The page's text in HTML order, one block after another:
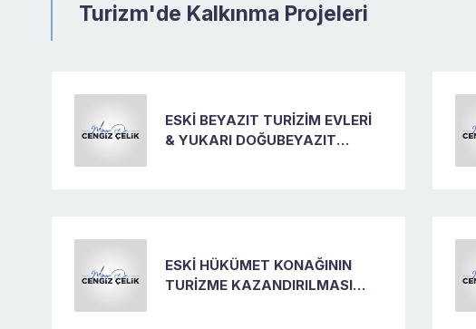
Turizm'de Kalkınma Projeleri
ESKİ BEYAZIT TURİZİM EVLERİ
& YUKARI DOĞUBEYAZIT
ESKİ HÜKÜMET KONAĞININ
TURİZME KAZANDIRILMASI